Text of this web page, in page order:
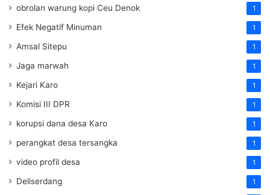
obrolan warung kopi Ceu Denok 1
Efek Negatif Minuman 1
Amsal Sitepu 1
Jaga marwah 1
Kejari Karo 1
Komisi III DPR 1
korupsi dana desa Karo 1
perangkat desa tersangka 1
video profil desa 1
Deliserdang 1